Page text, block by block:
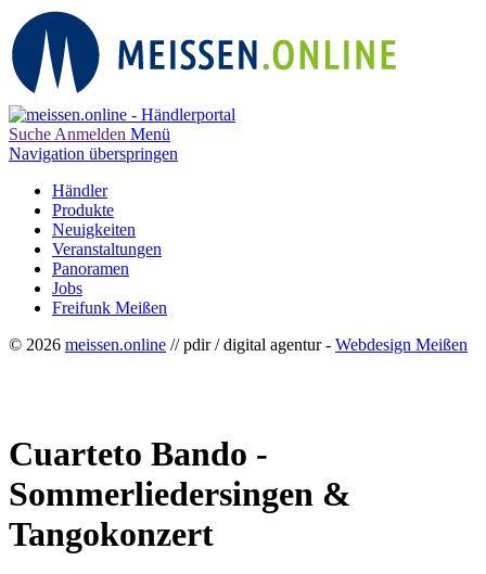
Suche Anmelden Menü
Navigation überspringen
Händler
Produkte
Neuigkeiten
Veranstaltungen
Panoramen
Jobs
Freifunk Meißen
© 2026 meissen.online // pdir / digital agentur - Webdesign Meißen
Cuarteto Bando -
Sommerliedersingen &
Tangokonzert